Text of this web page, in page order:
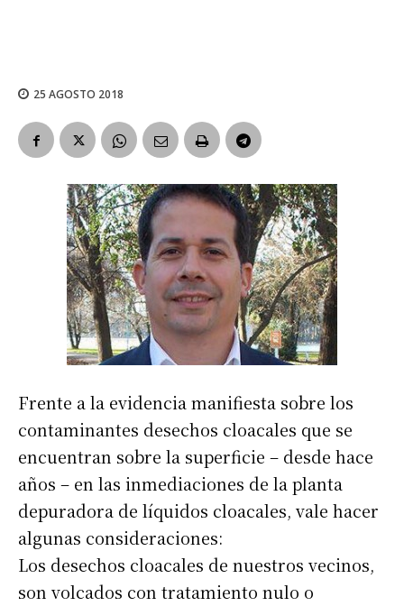
25 AGOSTO 2018
Frente a la evidencia manifiesta sobre los
contaminantes desechos cloacales que se
encuentran sobre la superficie – desde hace
años – en las inmediaciones de la planta
depuradora de líquidos cloacales, vale hacer
algunas consideraciones:
Los desechos cloacales de nuestros vecinos,
son volcados con tratamiento nulo o